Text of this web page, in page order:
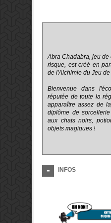
Abra Chadabra, jeu
risque, est créé en
de l'Alchimie du Jeu de
Bienvenue dans
réputée de toute la
apparaître assez de
diplôme de
aux chats noirs,
objets magiques !
INFOS